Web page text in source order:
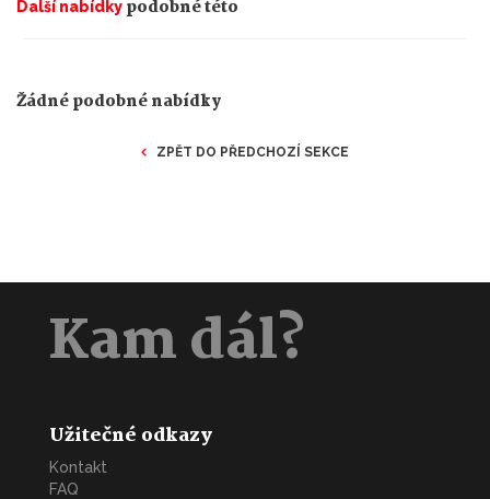
Další nabídky podobné této
Žádné podobné nabídky
ZPĚT DO PŘEDCHOZÍ SEKCE
Kam dál?
Užitečné odkazy
Kontakt
FAQ